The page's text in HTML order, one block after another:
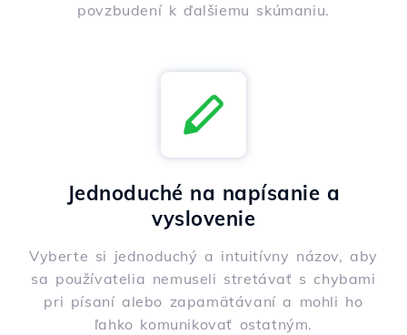
povzbudení k ďalšiemu skúmaniu.
Jednoduché na napísanie a
vyslovenie
Vyberte si jednoduchý a intuitívny názov, aby
sa používatelia nemuseli stretávať s chybami
pri písaní alebo zapamätávaní a mohli ho
ľahko komunikovať ostatným.